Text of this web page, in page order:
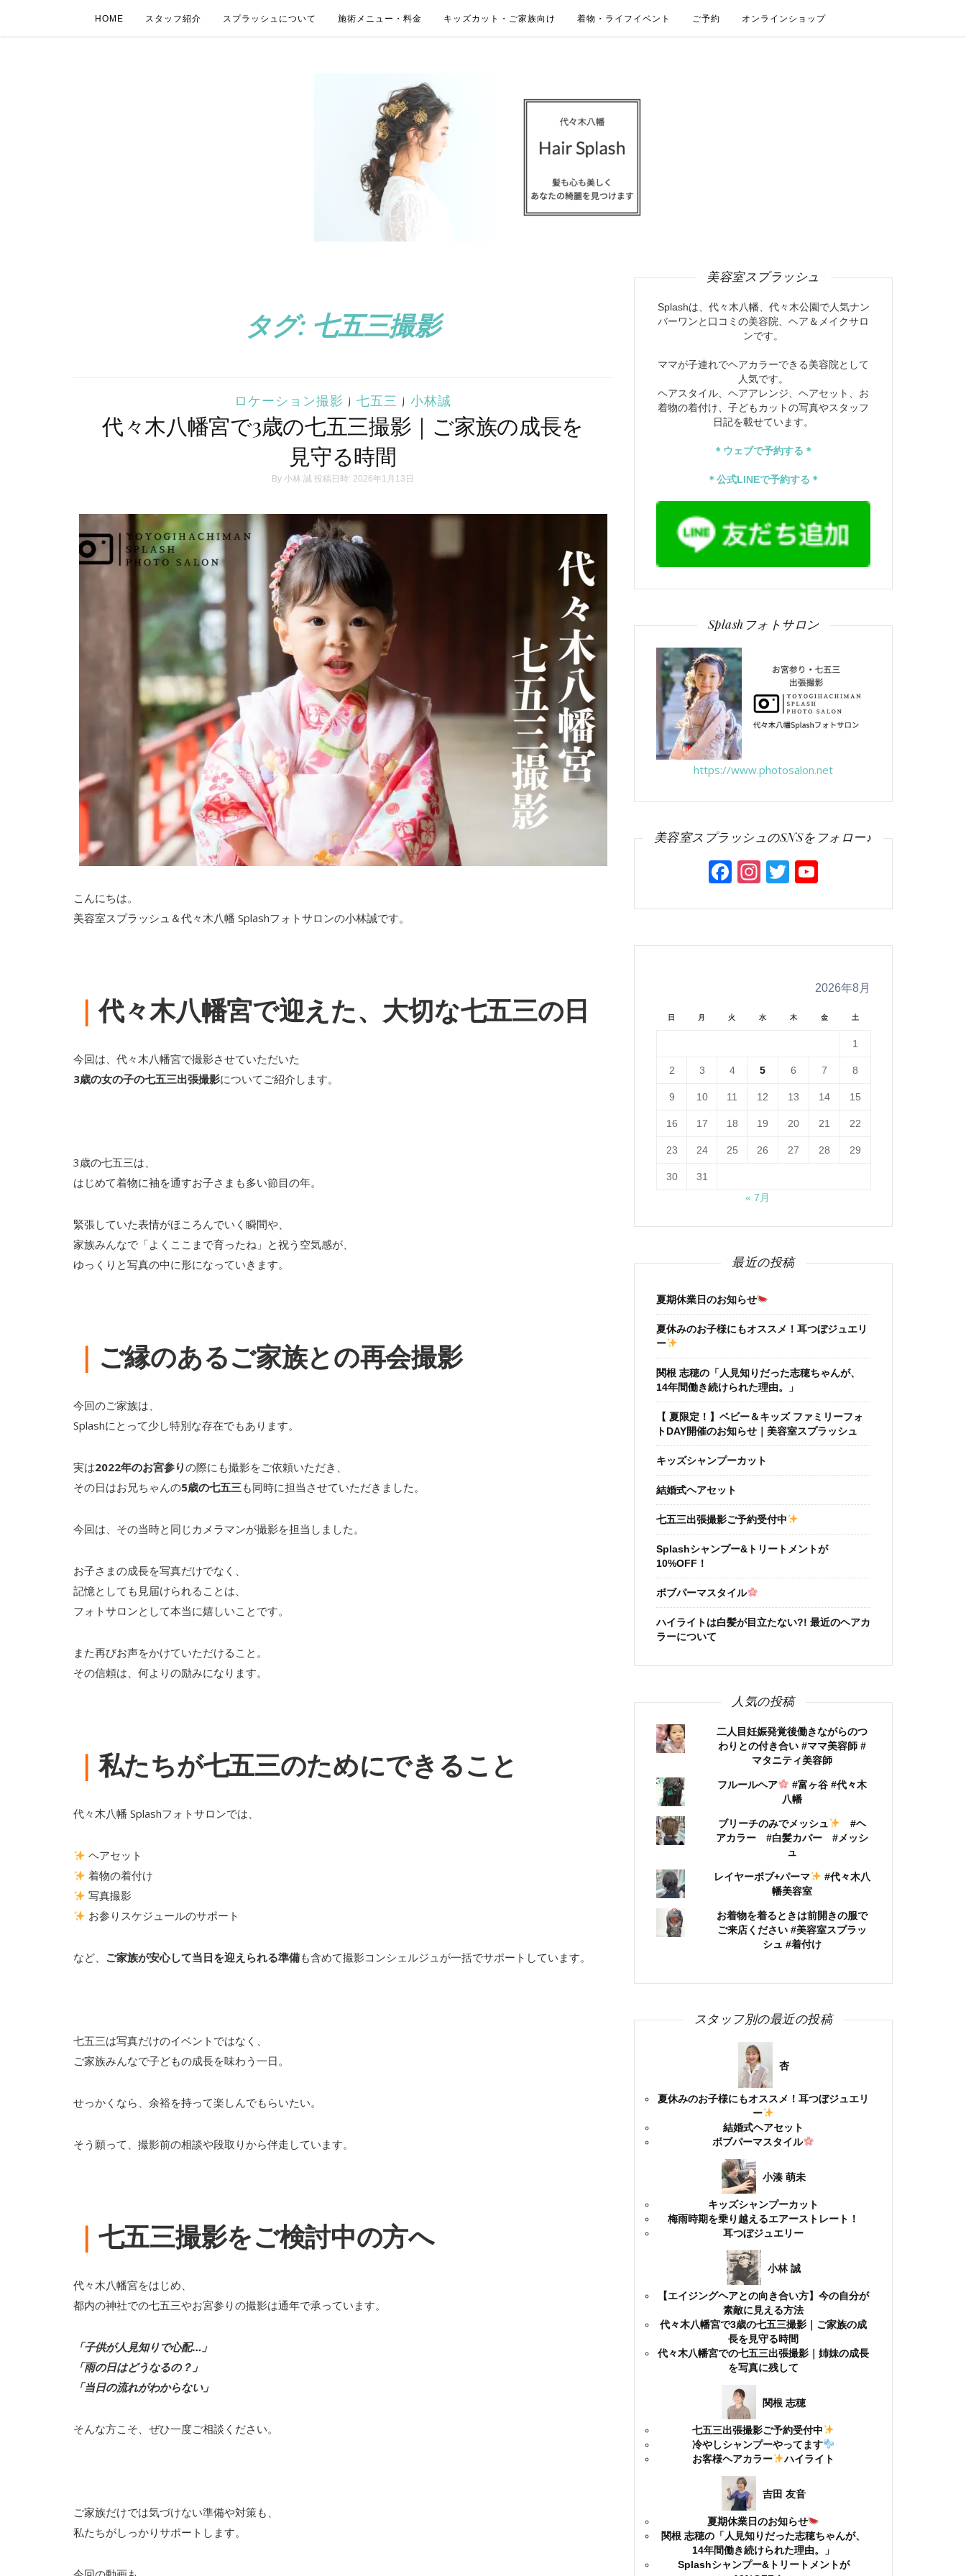
HOME スタッフ紹介 スプラッシュについて 施術メニュー・料金 キッズカット・ご家族向け 着物・ライフイベント ご予約 オンラインショップ
タグ: 七五三撮影
ロケーション撮影 | 七五三 | 小林誠
代々木八幡宮で3歳の七五三撮影｜ご家族の成長を
見守る時間
By 小林 誠 投稿日時: 2026年1月13日
こんにちは。
美容室スプラッシュ＆代々木八幡 Splashフォトサロンの小林誠です。
｜代々木八幡宮で迎えた、大切な七五三の日
今回は、代々木八幡宮で撮影させていただいた
3歳の女の子の七五三出張撮影についてご紹介します。
3歳の七五三は、
はじめて着物に袖を通すお子さまも多い節目の年。
緊張していた表情がほころんでいく瞬間や、
家族みんなで「よくここまで育ったね」と祝う空気感が、
ゆっくりと写真の中に形になっていきます。
｜ ご縁のあるご家族との再会撮影
今回のご家族は、
Splashにとって少し特別な存在でもあります。
実は2022年のお宮参りの際にも撮影をご依頼いただき、
その日はお兄ちゃんの5歳の七五三も同時に担当させていただきました。
今回は、その当時と同じカメラマンが撮影を担当しました。
お子さまの成長を写真だけでなく、
記憶としても見届けられることは、
フォトサロンとして本当に嬉しいことです。
また再びお声をかけていただけること。
その信頼は、何よりの励みになります。
｜私たちが七五三のためにできること
代々木八幡 Splashフォトサロンでは、
ヘアセット
着物の着付け
写真撮影
お参りスケジュールのサポート
など、 ご家族が安心して当日を迎えられる準備も含めて撮影コンシェルジュが一括でサポートしています。
七五三は写真だけのイベントではなく、
ご家族みんなで子どもの成長を味わう一日。
せっかくなら、余裕を持って楽しんでもらいたい。
そう願って、撮影前の相談や段取りから伴走しています。
｜ 七五三撮影をご検討中の方へ
代々木八幡宮をはじめ、
都内の神社での七五三やお宮参りの撮影は通年で承っています。
「子供が人見知りで心配…」
「雨の日はどうなるの？」
「当日の流れがわからない」
そんな方こそ、ぜひ一度ご相談ください。
ご家族だけでは気づけない準備や対策も、
私たちがしっかりサポートします。
美容室スプラッシュ
Splashは、代々木八幡、代々木公園で人気ナン
バーワンと口コミの美容院、ヘア＆メイクサロ
ンです。
ママが子連れでヘアカラーできる美容院として
人気です。
ヘアスタイル、ヘアアレンジ、ヘアセット、お
着物の着付け、子どもカットの写真やスタッフ
日記を載せています。
＊ウェブで予約する＊
＊公式LINEで予約する＊
Splashフォトサロン
https://www.photosalon.net
美容室スプラッシュのSNSをフォロー♪
Facebook
Instagram
Twitter
2026年8月
日 月 火 水 木 金 土
1
2 3 4 5 6 7 8
9 10 11 12 13 14 15
16 17 18 19 20 21 22
23 24 25 26 27 28 29
30
31
« 7月
最近の投稿
夏期休業日のお知らせ
夏休みのお子様にもオススメ！耳つぼジュエリ
ー
関根 志穂の「人見知りだった志穂ちゃんが、
14年間働き続けられた理由。」
【 夏限定！】ベビー＆キッズ ファミリーフォ
トDAY開催のお知らせ｜美容室スプラッシュ
キッズシャンプーカット
結婚式ヘアセット
七五三出張撮影ご予約受付中
Splashシャンプー&トリートメントが
10%OFF！
ボブパーマスタイル
ハイライトは白髪が目立たない?! 最近のヘアカ
ラーについて
人気の投稿
二人目妊娠発覚後働きながらのつ
わりとの付き合い #ママ美容師 #
マタニティ美容師
フルールヘア
#富ヶ谷 #代々木
八幡
ブリーチのみでメッシュ
#ヘ
アカラー #白髪カバー #メッシ
ュ
レイヤーボブ+パーマ
#代々木八
幡美容室
お着物を着るときは前開きの服で
ご来店ください #美容室スプラッ
シュ #着付け
スタッフ別の最近の投稿
杏
夏休みのお子様にもオススメ！耳つぼジュエリ
ー
結婚式ヘアセット
ボブパーマスタイル
小湊 萌未
キッズシャンプーカット
梅雨時期を乗り越えるエアーストレート！
耳つぼジュエリー
小林 誠
【エイジングヘアとの向き合い方】今の自分が
素敵に見える方法
代々木八幡宮で3歳の七五三撮影｜ご家族の成
長を見守る時間
代々木八幡宮での七五三出張撮影｜姉妹の成長
を写真に残して
関根 志穂
七五三出張撮影ご予約受付中
冷やしシャンプーやってます
お客様ヘアカラー
ハイライト
吉田 友音
夏期休業日のお知らせ
関根 志穂の「人見知りだった志穂ちゃんが、
14年間働き続けられた理由。」
Splashシャンプー&トリートメントが